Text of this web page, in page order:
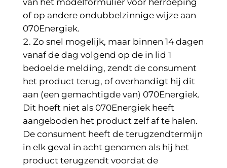
van het modelformulier voor herroeping
of op andere ondubbelzinnige wijze aan
070Energiek.
Zo snel mogelijk, maar binnen 14 dagen
vanaf de dag volgend op de in lid 1
bedoelde melding, zendt de consument
het product terug, of overhandigt hij dit
aan (een gemachtigde van) 070Energiek.
Dit hoeft niet als 070Energiek heeft
aangeboden het product zelf af te halen.
De consument heeft de terugzendtermijn
in elk geval in acht genomen als hij het
product terugzendt voordat de